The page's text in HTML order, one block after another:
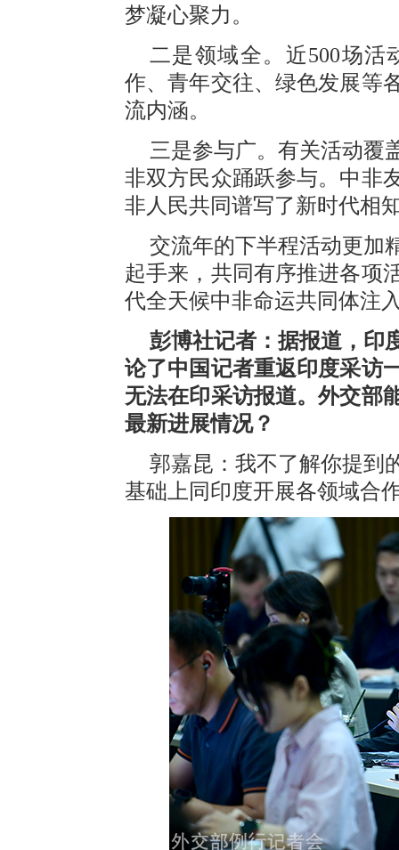
梦凝心聚力。
二是领域全。近500场活
作、青年交往、绿色发展等
流内涵。
三是参与广。有关活动覆
非双方民众踊跃参与。中非
非人民共同谱写了新时代相
交流年的下半程活动更加
起手来，共同有序推进各项
代全天候中非命运共同体注
彭博社记者：据报道，印
论了中国记者重返印度采访
无法在印采访报道。外交部
最新进展情况？
郭嘉昆：我不了解你提到
基础上同印度开展各领域合